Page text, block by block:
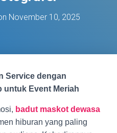
November 10, 2025
Service dengan
untuk Event Meriah
badut maskot dewasa
hiburan yang paling